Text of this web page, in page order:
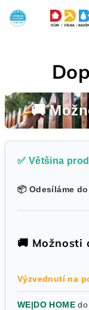
obsah
🚚
✅ Většina
📦 Odesíláme
🚚 Možnosti
Výzvednutí na
WE|DO HOME